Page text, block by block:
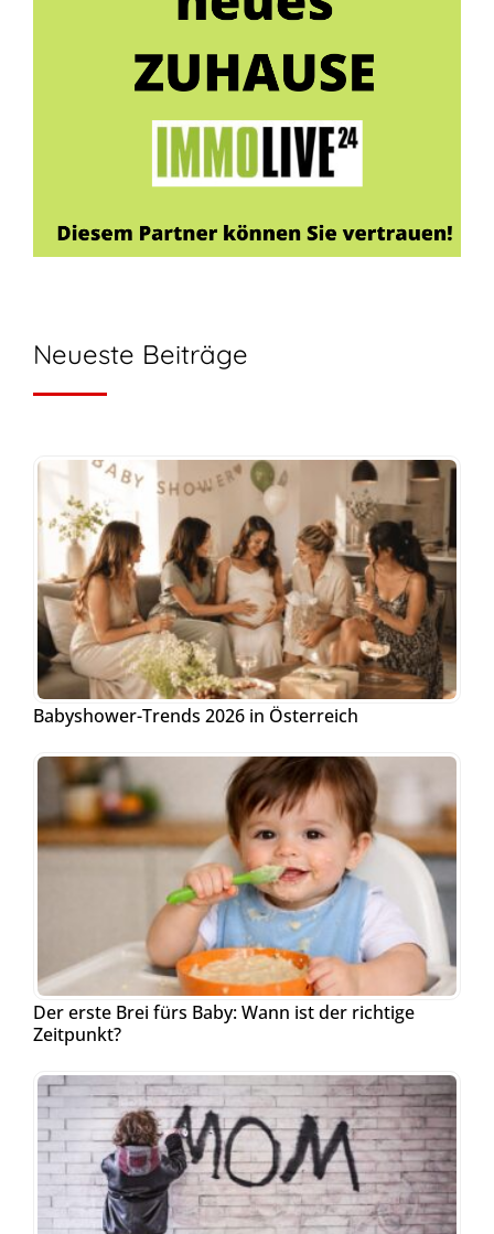
Neueste Beiträge
Babyshower-Trends 2026 in Österreich
Der erste Brei fürs Baby: Wann ist der richtige
Zeitpunkt?